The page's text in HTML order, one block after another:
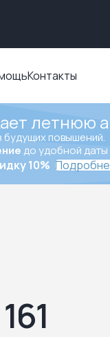
Контакты
летнюю
будущих повышений.
до удобной даты
10%